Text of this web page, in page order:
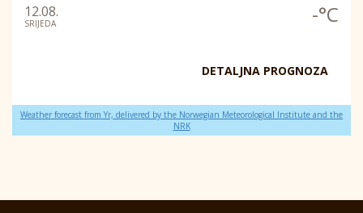
12.08.
SRIJEDA -°C
DETALJNA PROGNOZA
Weather forecast from Yr, delivered by the Norwegian Meteorological Institute and the
NRK